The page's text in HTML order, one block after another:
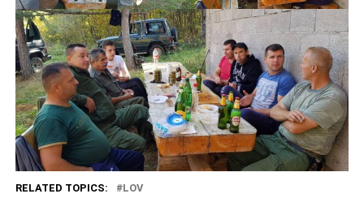
RELATED TOPICS: LOV